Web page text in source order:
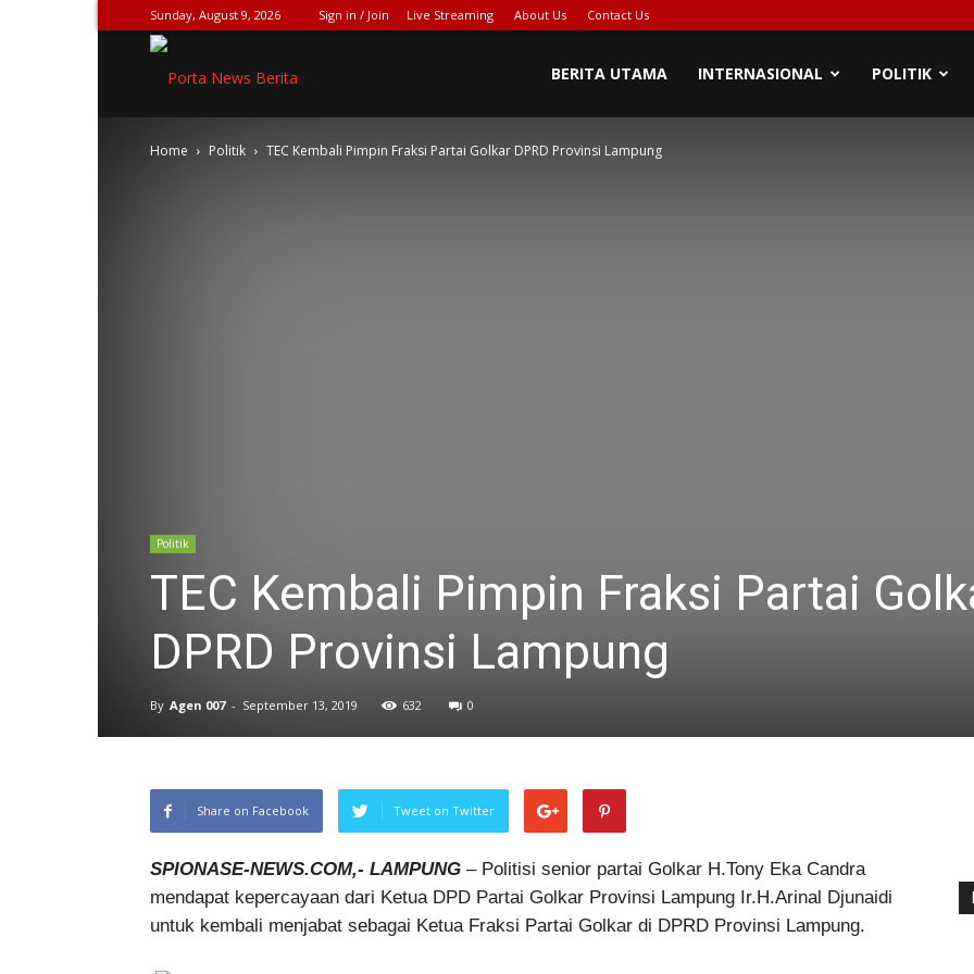
Sunday, August 9, 2026 Sign in / Join Live Streaming About Us Contact Us
NEWS[DOT]COM
BERITA UTAMA INTERNASIONAL POLITIK
Home Politik TEC Kembali Pimpin Fraksi Partai Golkar DPRD Provinsi Lampung
Politik
TEC Kembali Pimpin Fraksi Partai
DPRD Provinsi Lampung
By Agen 007 - September 13, 2019 632 0
Share on Facebook Tweet on Twitter
SPIONASE-NEWS.COM,- LAMPUNG – Politisi senior partai Golkar H.Tony Eka Candra
mendapat kepercayaan dari Ketua DPD Partai Golkar Provinsi Lampung Ir.H.Arinal Djunaidi
untuk kembali menjabat sebagai Ketua Fraksi Partai Golkar di DPRD Provinsi Lampung.